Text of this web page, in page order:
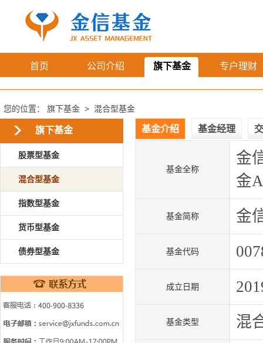
首页 公司介绍 旗下基金 专户理财
您的位置： 旗下基金 > 混合型基金
旗下基金
股票型基金
混合型基金
指数型基金
货币型基金
债券型基金
基金介绍 基金经理
基金全称
金
金
基金简称 金
基金代码
成立日期
基金类型 混